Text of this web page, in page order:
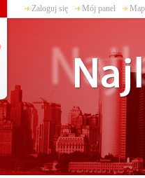
Zaloguj się Mój panel